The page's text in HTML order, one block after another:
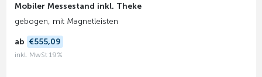
Mobiler Messestand inkl. Theke
gebogen, mit Magnetleisten
ab €555,09
inkl. MwSt 19%